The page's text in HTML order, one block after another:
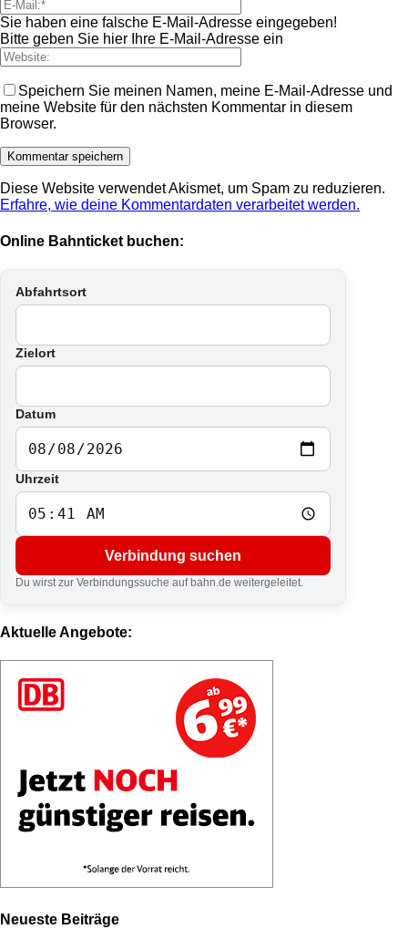
Sie haben eine falsche E-Mail-Adresse eingegeben!
Bitte geben Sie hier Ihre E-Mail-Adresse ein
Speichern Sie meinen Namen, meine E-Mail-Adresse und
meine Website für den nächsten Kommentar in diesem
Browser.
Diese Website verwendet Akismet, um Spam zu reduzieren.
Erfahre, wie deine Kommentardaten verarbeitet werden.
Online Bahnticket buchen:
Abfahrtsort
Zielort
Datum
Uhrzeit
Verbindung suchen
Du wirst zur Verbindungssuche auf bahn.de weitergeleitet.
Aktuelle Angebote:
Neueste Beiträge